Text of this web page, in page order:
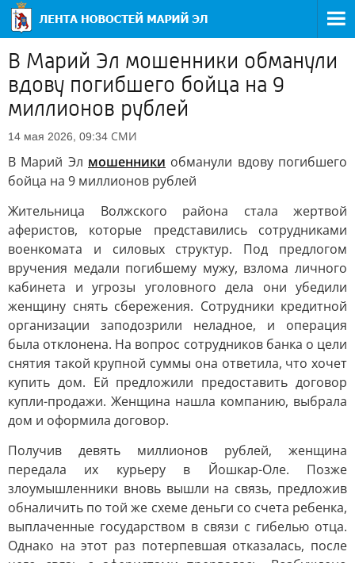
В Марий Эл мошенники обманули
вдову погибшего бойца на 9
миллионов рублей
14 мая 2026, 09:34 СМИ
В Марий Эл мошенники обманули вдову погибшего
бойца на 9 миллионов рублей
Жительница Волжского района стала жертвой
аферистов, которые представились сотрудниками
военкомата и силовых структур. Под предлогом
вручения медали погибшему мужу, взлома личного
кабинета и угрозы уголовного дела они убедили
женщину снять сбережения. Сотрудники кредитной
организации заподозрили неладное, и операция
была отклонена. На вопрос сотрудников банка о цели
снятия такой крупной суммы она ответила, что хочет
купить дом. Ей предложили предоставить договор
купли-продажи. Женщина нашла компанию, выбрала
дом и оформила договор.
Получив девять миллионов рублей, женщина
передала их курьеру в Йошкар-Оле. Позже
злоумышленники вновь вышли на связь, предложив
обналичить по той же схеме деньги со счета ребенка,
выплаченные государством в связи с гибелью отца.
Однако на этот раз потерпевшая отказалась, после